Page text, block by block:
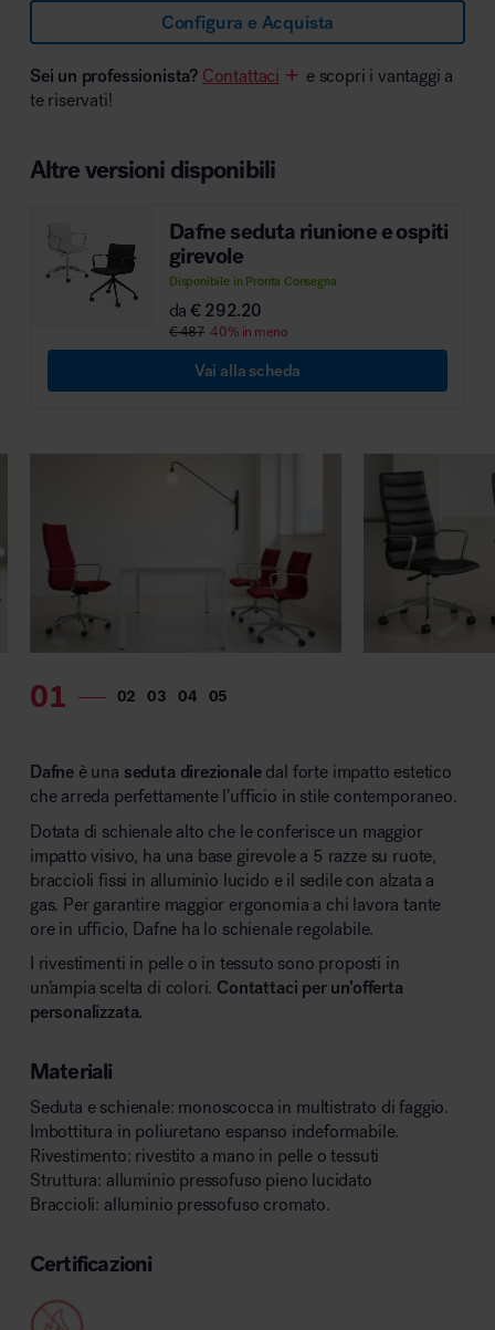
MillerKnoll
Configura e Acquista
Sei un professionista? Contattaci
e scopri i vantaggi a
te riservati!
Altre versioni disponibili
Dafne seduta riunione e ospiti
girevole
Disponibile in Pronta Consegna
da€ 292.20
€ 487 40% in meno
Vai alla scheda
Dafne è una seduta direzionaledal forte impatto estetico
che arreda perfettamente l’ufficio in stile contemporaneo.
Dotata di schienale alto che le conferisce un maggior
impatto visivo, ha una base girevole a 5 razze su ruote,
braccioli fissi in alluminio lucido e il sedile con alzata a
gas. Per garantire maggior ergonomia a chi lavora tante
ore in ufficio, Dafne ha lo schienale regolabile.
I rivestimenti in pelle o in tessuto sono proposti in
un’ampia scelta di colori. Contattaci per un’offerta
personalizzata.
Materiali
Seduta e schienale: monoscocca in multistrato di faggio.
Imbottitura in poliuretano espanso indeformabile.
Rivestimento: rivestito a mano in pelle o tessuti
Struttura: alluminio pressofuso pieno lucidato
Braccioli: alluminio pressofuso cromato.
Certificazioni